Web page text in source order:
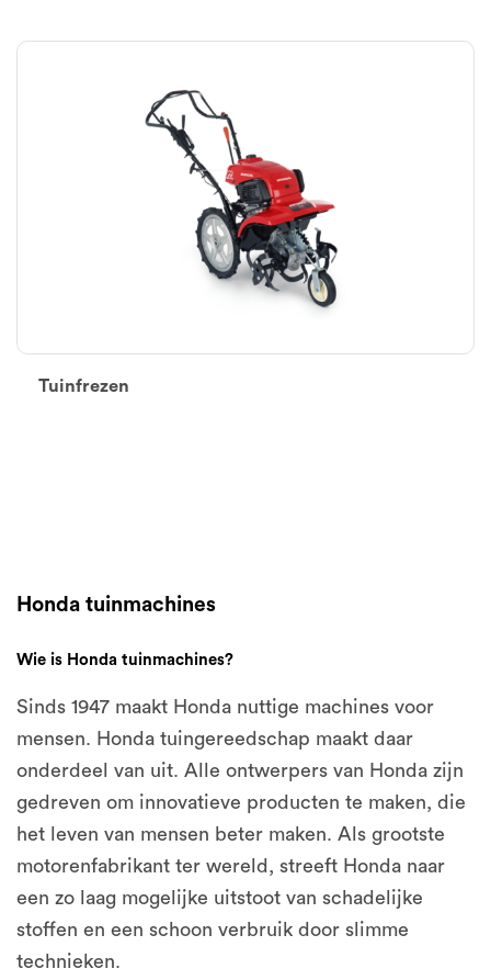
Tuinfrezen
Honda tuinmachines
Wie is Honda tuinmachines?
Sinds 1947 maakt Honda nuttige machines voor
mensen. Honda tuingereedschap maakt daar
onderdeel van uit. Alle ontwerpers van Honda zijn
gedreven om innovatieve producten te maken, die
het leven van mensen beter maken. Als grootste
motorenfabrikant ter wereld, streeft Honda naar
een zo laag mogelijke uitstoot van schadelijke
stoffen en een schoon verbruik door slimme
technieken.